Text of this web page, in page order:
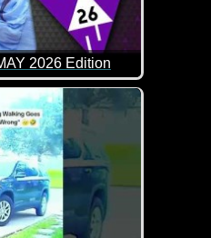
2026 Edition
Clips des Monats April in 15